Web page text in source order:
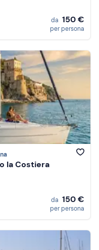
da 150 €
per persona
la Costiera
da 150 €
per persona